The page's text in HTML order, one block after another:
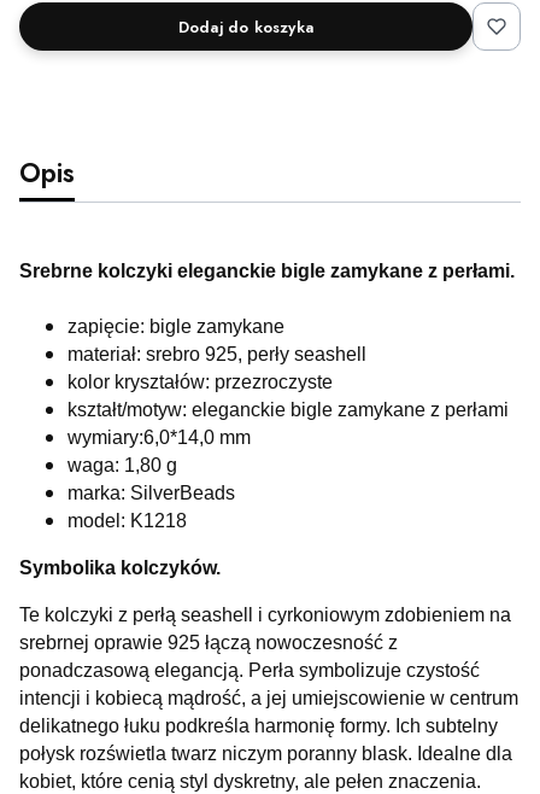
Dodaj do koszyka
Opis
Srebrne kolczyki eleganckie bigle zamykane z perłami.
zapięcie: bigle zamykane
materiał: srebro 925, perły seashell
kolor kryształów: przezroczyste
kształt/motyw: eleganckie bigle zamykane z perłami
wymiary:6,0*14,0 mm
waga: 1,80 g
marka: SilverBeads
model: K1218
Symbolika kolczyków.
Te kolczyki z perłą seashell i cyrkoniowym zdobieniem na
srebrnej oprawie 925 łączą nowoczesność z
ponadczasową elegancją. Perła symbolizuje czystość
intencji i kobiecą mądrość, a jej umiejscowienie w centrum
delikatnego łuku podkreśla harmonię formy. Ich subtelny
połysk rozświetla twarz niczym poranny blask. Idealne dla
kobiet, które cenią styl dyskretny, ale pełen znaczenia.